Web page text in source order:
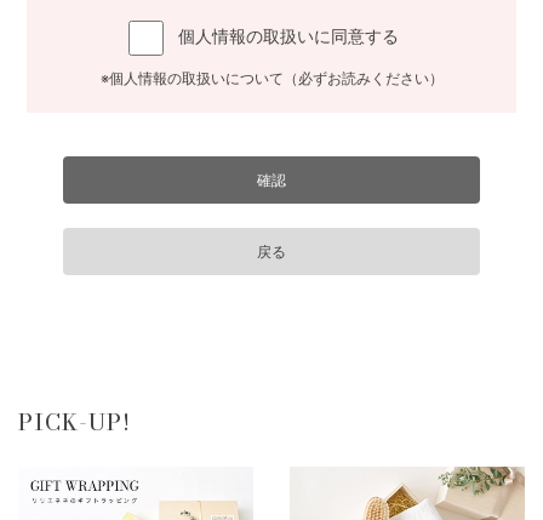
個人情報の取扱いに同意する
※個人情報の取扱いについて（必ずお読みください）
PICK-UP!